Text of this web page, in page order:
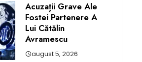
Acuzații Grave Ale
Fostei Partenere A
Lui Cătălin
Avramescu
august 5, 2026